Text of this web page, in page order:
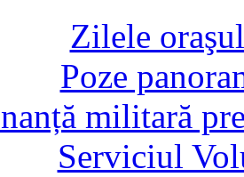
Zilele
Poze
militară
Serviciul